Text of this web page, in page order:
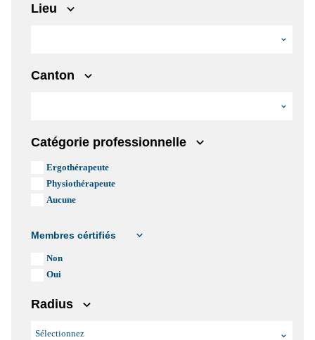
Lieu
Canton
Catégorie professionnelle
Ergothérapeute
Physiothérapeute
Aucune
Membres cértifiés
Non
Oui
Radius
Sélectionnez